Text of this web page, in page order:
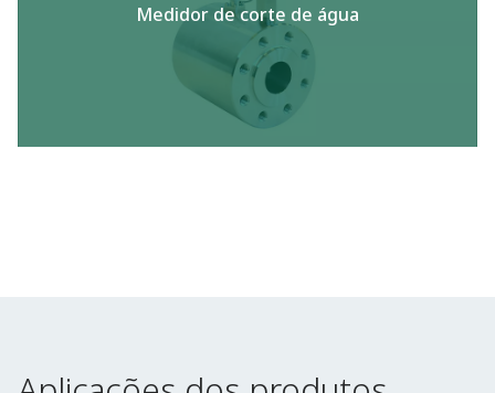
Medidor de corte de água​